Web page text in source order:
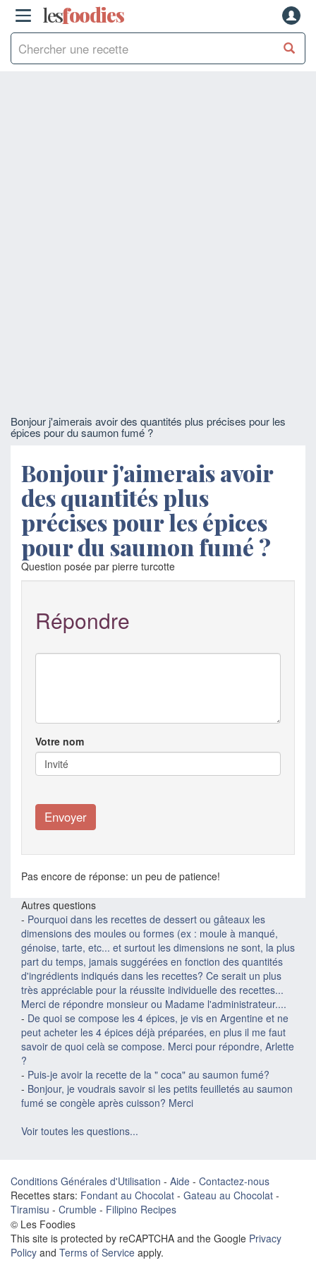
lesfoodies
Bonjour j'aimerais avoir des quantités plus précises pour les
épices pour du saumon fumé ?
Bonjour j'aimerais avoir
des quantités plus
précises pour les épices
pour du saumon fumé ?
Question posée par pierre turcotte
Répondre
Votre nom
Pas encore de réponse: un peu de patience!
Autres questions
- Pourquoi dans les recettes de dessert ou gâteaux les
dimensions des moules ou formes (ex : moule à manqué,
génoise, tarte, etc... et surtout les dimensions ne sont, la plus
part du temps, jamais suggérées en fonction des quantités
d'ingrédients indiqués dans les recettes? Ce serait un plus
très appréciable pour la réussite individuelle des recettes...
Merci de répondre monsieur ou Madame l'administrateur....
- De quoi se compose les 4 épices, je vis en Argentine et ne
peut acheter les 4 épices déjà préparées, en plus il me faut
savoir de quoi celà se compose. Merci pour répondre, Arlette
?
- Puis-je avoir la recette de la " coca" au saumon fumé?
- Bonjour, je voudrais savoir si les petits feuilletés au saumon
fumé se congèle après cuisson? Merci
Voir toutes les questions...
Conditions Générales d'Utilisation - Aide - Contactez-nous
Recettes stars: Fondant au Chocolat - Gateau au Chocolat -
Tiramisu - Crumble - Filipino Recipes
© Les Foodies
This site is protected by reCAPTCHA and the Google Privacy
Policy and Terms of Service apply.